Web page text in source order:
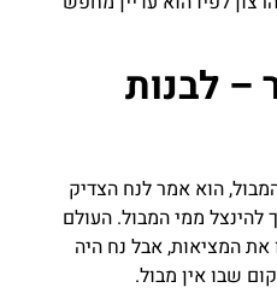
– לבנות
הוא אמר לנח הצדיק
להינצל ממי המבול. העולם
המציאות, אבל נח היה
שבו אין מבול.